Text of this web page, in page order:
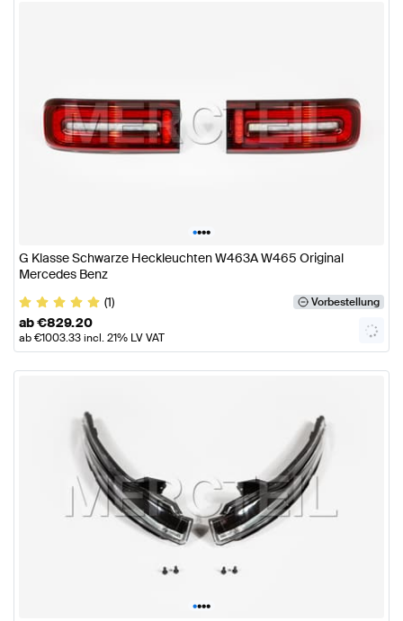
••••
G Klasse Schwarze Heckleuchten W463A W465 Original
Mercedes Benz
(1)
Vorbestellung
ab€829.20
ab€1003.33incl. 21% LV VAT
••••